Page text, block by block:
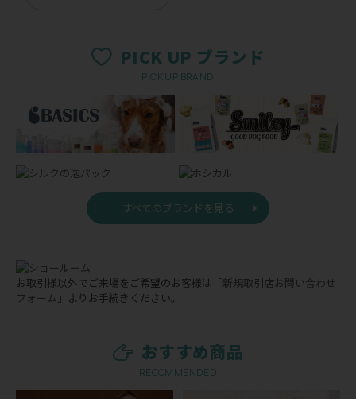
PICK UP ブランド
PICK UP BRAND
すべてのブランドを見る
お取引様以外でご来場をご希望のお客様は 「新規取引店お問い合わせ
フォーム」 よりお手続きください。
おすすめ商品
RECOMMENDED